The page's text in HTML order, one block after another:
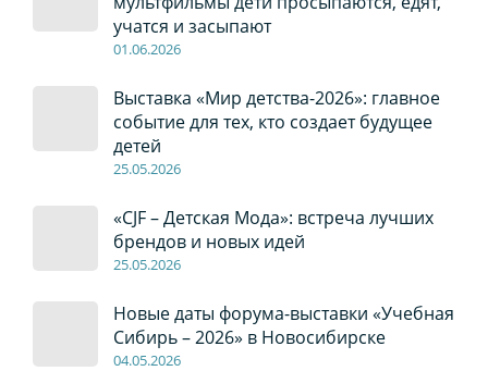
учатся и засыпают
01.06.2026
Выставка «Мир детства-2026»: главное
событие для тех, кто создает будущее
детей
25.05.2026
«CJF – Детская Мода»: встреча лучших
брендов и новых идей
25.05.2026
Новые даты форума-выставки «Учебная
Сибирь – 2026» в Новосибирске
04.05.2026